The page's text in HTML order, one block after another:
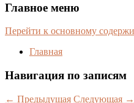
Главное меню
Перейти к основному
Главная
Навигация по записям
← Предыдущая Следующая →